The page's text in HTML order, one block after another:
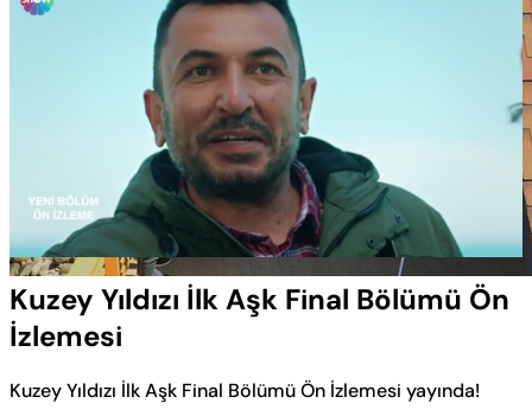
Sesi
Aç
Yüklendi
80.32%
Oynatma
Hızı
Kuzey Yıldızı İlk Aşk Final Bölümü Ön
İzlemesi
Kuzey Yıldızı İlk Aşk Final Bölümü Ön İzlemesi yayında!